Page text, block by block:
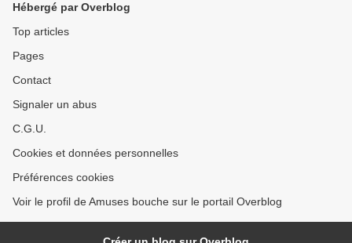
Hébergé par Overblog
Top articles
Pages
Contact
Signaler un abus
C.G.U.
Cookies et données personnelles
Préférences cookies
Voir le profil de Amuses bouche sur le portail Overblog